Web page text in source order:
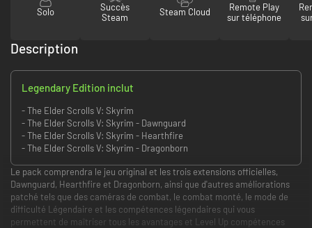
Solo
Succès
Steam
Steam Cloud
Remote Play
sur téléphone
Description
Legendary Edition inclut
- The Elder Scrolls V: Skyrim
- The Elder Scrolls V: Skyrim - Dawnguard
- The Elder Scrolls V: Skyrim - Hearthfire
- The Elder Scrolls V: Skyrim - Dragonborn
Le pack comprendra le jeu original et les trois extensions officielles,
Dawnguard, Hearthfire et Dragonborn, ainsi que d'autres améliorations
patché tels que des caméras de combat, le combat monté, le mode de
difficulté Légendaire et les compétences légendaires qui vous
permettent de maîtriser tous les avantages et Level Up compétences